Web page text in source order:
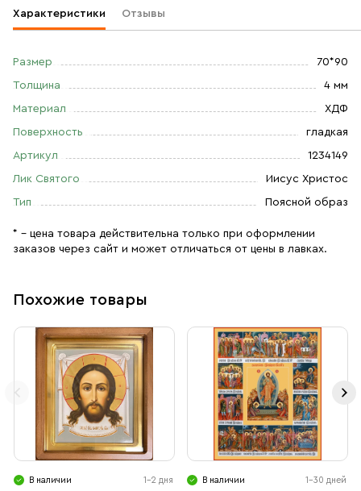
Характеристики Отзывы
Размер 70*90
Толщина 4 мм
Материал ХДФ
Поверхность гладкая
Артикул 1234149
Лик Святого Иисус Христос
Тип Поясной образ
* – цена товара действительна только при оформлении
заказов через сайт и может отличаться от цены в лавках.
Похожие товары
В наличии 1-2 дня В наличии 1-30 дней